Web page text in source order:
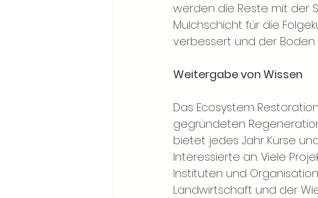
werden die Reste mit der
Mulchschicht für die
verbessert und der
Weitergabe von Wissen
Das Ecosystem
gegründeten
bietet jedes Jahr Kurse
Interessierte an. Viele
Instituten und
Landwirtschaft und der